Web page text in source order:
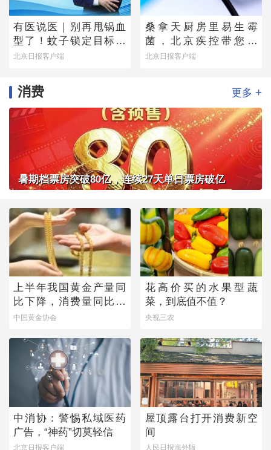
有医说医｜别再甩锅血
型了！蚊子锁定目标的
真正“导航系统”找到了
北京日报客户端
桑拿天厨房里易生霉
菌，北京疾控带您排
除“高风险点位”
北京日报客户端
消费 更多 +
暑期档票房突破80亿，连续27天单日票房破亿
上半年我国黄金产量同
比下降，消费量同比微
增
中国黄金协会
花高价买的水果型蔬
菜，到底值不值？
央视三农
中消协：警惕私域医药
广告，“神药”切莫轻信
北京日报客户端
屋顶露台打开消费新空
间
人民日报海外版